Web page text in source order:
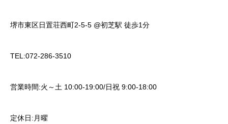
堺市東区日置荘西町2-5-5 @初芝駅 徒歩1分
TEL:072-286-3510
営業時間:火～土 10:00-19:00/日祝 9:00-18:00
定休日:月曜